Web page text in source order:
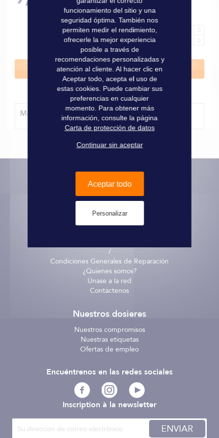
Añadir al carrito
Método de entrega
Informaciones prácticas
Pago seguro
/
Condiciones Generales de Reparación
¿Quienes somos?
Únase a la red
Contáctenos
Nuestros dosieres
Nuestros compromisos
Nuestras etiquetas
Ofertas de empleo
Inscription à la newsletter
ENVIAR
Encuéntrenos en las redes sociales
funcionamiento del sitio y una
seguridad óptima. También nos
permiten medir el rendimiento,
ofrecerle la mejor experiencia
posible a través de
recomendaciones personalizadas y
atención al cliente. Al hacer clic en
Aceptar todo, acepta el uso de
estas cookies. Puede cambiar sus
preferencias en cualquier
momento. Para obtener más
información, consulte la página
Carta de protección de datos
Continuar sin aceptar
Aceptar todo
Personalizar